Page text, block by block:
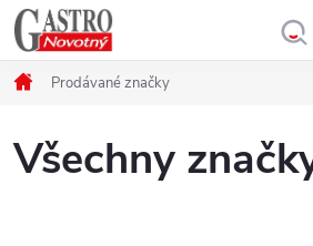
Přejít
na
obsah
DomůProdávané značky
Všechny